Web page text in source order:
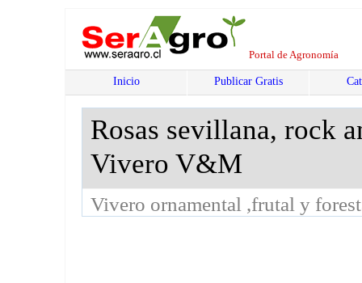
Portal de Agronomía
Inicio Publicar Gratis
Rosas sevillana, rock
Vivero V&M
Vivero ornamental ,frutal y